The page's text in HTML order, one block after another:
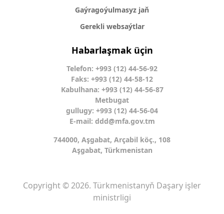
Gaýragoýulmasyz jaň
Gerekli websaýtlar
Habarlaşmak üçin
Telefon: +993 (12) 44-56-92
Faks: +993 (12) 44-58-12
Kabulhana: +993 (12) 44-56-87
Metbugat
gullugy: +993 (12) 44-56-04
E-mail: ddd@mfa.gov.tm
744000, Aşgabat, Arçabil köç., 108
Aşgabat, Türkmenistan
Copyright © 2026. Türkmenistanyň Daşary işler
ministrligi